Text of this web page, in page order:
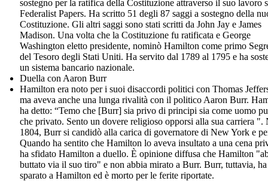
sostegno per la ratifica della Costituzione attraverso il suo lavoro
Federalist Papers. Ha scritto 51 degli 87 saggi a sostegno della
Costituzione. Gli altri saggi sono stati scritti da John Jay e James
Madison. Una volta che la Costituzione fu ratificata e George
Washington eletto presidente, nominò Hamilton come primo
del Tesoro degli Stati Uniti. Ha servito dal 1789 al 1795 e ha
un sistema bancario nazionale.
Duella con Aaron Burr
Hamilton era noto per i suoi disaccordi politici con Thomas
ma aveva anche una lunga rivalità con il politico Aaron Burr.
ha detto: “Temo che [Burr] sia privo di principi sia come uomo
che privato. Sento un dovere religioso opporsi alla sua carriera ".
1804, Burr si candidò alla carica di governatore di New York e
Quando ha sentito che Hamilton lo aveva insultato a una cena
ha sfidato Hamilton a duello. È opinione diffusa che Hamilton
buttato via il suo tiro" e non abbia mirato a Burr. Burr, tuttavia, ha
sparato a Hamilton ed è morto per le ferite riportate.